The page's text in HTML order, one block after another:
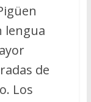
lengua
de
Los